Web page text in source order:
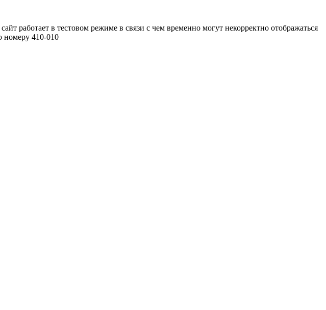
работает в тестовом режиме в связи с чем временно могут некорректно отображаться
номеру 410-010